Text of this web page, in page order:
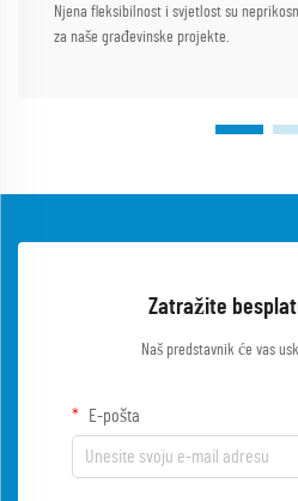
Njena fleksibilnost i svjetlost su
za naše građevinske projekte.
Zatražite
Naš predstavnik će vas
E-pošta